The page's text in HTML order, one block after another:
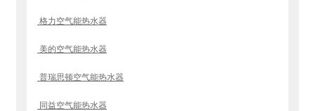
格力空气能热水器
美的空气能热水器
普瑞思顿空气能热水器
同益空气能热水器